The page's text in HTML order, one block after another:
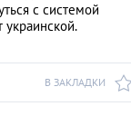
с системой
украинской.
В ЗАКЛАДКИ